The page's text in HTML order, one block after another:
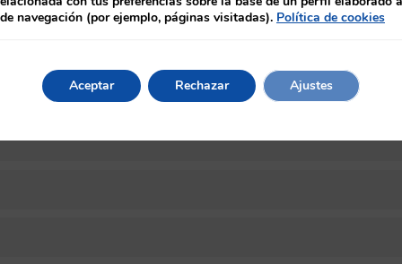
la emisión del diploma del curso acreditado por la
navegación (por ejemplo, páginas visitadas). Política de cookies
Aceptar Rechazar Ajustes